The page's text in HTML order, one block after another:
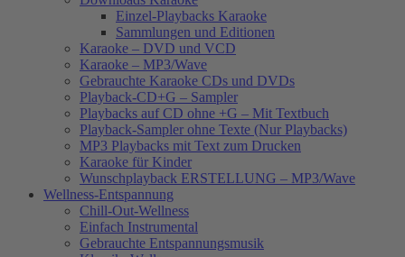
Einzel-Playbacks Karaoke
Sammlungen und Editionen
Karaoke – DVD und VCD
Karaoke – MP3/Wave
Gebrauchte Karaoke CDs und DVDs
Playback-CD+G – Sampler
Playbacks auf CD ohne +G – Mit Textbuch
Playback-Sampler ohne Texte (Nur Playbacks)
MP3 Playbacks mit Text zum Drucken
Karaoke für Kinder
Wunschplayback ERSTELLUNG – MP3/Wave
Wellness-Entspannung
Chill-Out-Wellness
Einfach Instrumental
Gebrauchte Entspannungsmusik